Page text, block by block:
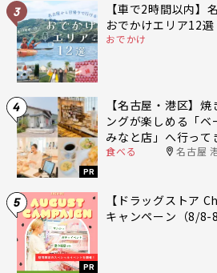
3
【車で2時間以内】
おでかけエリア12選
おでかけ
4
PR
【名古屋・港区】
ングが楽しめる「
みなと店」へ行って
食べる 名古屋
5
PR
【ドラッグストア
キャンペーン（8/8-